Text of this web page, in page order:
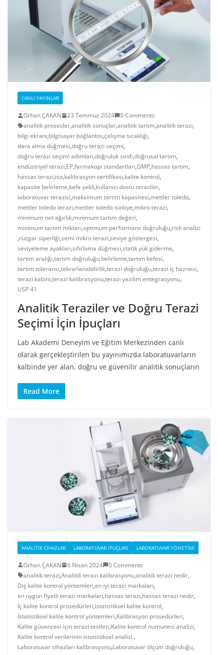
CANLI YAYINLAR
Orhan ÇAKAN 23 Temmuz 2024
0 Comments
analitik prosesler,analitik sonuçlar,analitik tartım,analitik terazi,
bilgi ekranı,bilgisayar bağlantısı,çalışma sıcaklığı,
dara alma düğmesi,doğru terazi seçimi,
doğru terazi seçimi adımları,doğruluk sınıfı,doğrusal tartım,
endüstriyel terazi,EP,farmakopi standartları,GMP,hassas tartım,
hassas terazi,iso,kalibrasyon sertifikası,kalite kontrol,
kapasite belirleme,kefe şekli,kullanıcı dostu teraziler,
laboratuvar terazisi,maksimum tartım kapasitesi,mettler toledo,
mettler toledo terazi,mettler toledo türkiye,mikro terazi,
minimum net ağırlık,minimum tartım değeri,
minimum tartım miktarı,optimum performans doğruluğu,risk analizi
,rüzgar siperliği,semi mikro terazi,seviye göstergesi,
seviyeleme ayakları,sıfırlama düğmesi,statik yük giderme,
tartım aralığı,tartım doğruluğu belirleme,tartım kefesi,
tartım toleransı,tekrarlanabilirlik,terazi doğruluğu,terazi iç haznesi,
terazi kabini,terazi kalibrasyonu,terazi yazılım entegrasyonu,
USP 41
Analitik Teraziler ve Doğru Terazi
Seçimi İçin İpuçları
Lab Akademi Deneyim ve Eğitim Merkezinden canlı
olarak gerçekleştirilen bu yayınımızda laboratuvarların
kalbinde yer alan, doğru ve güvenilir analitik sonuçların
Read More
ANALITIK CIHAZLAR LABORATUVAR İPUÇLARI LABORATUVAR YÖNETIMI
Orhan ÇAKAN 6 Nisan 2024
0 Comments
analitik terazi,Analitik terazi kalibrasyonu,analitik terazi nedir,
Dış kalite kontrol yöntemleri,en iyi terazi markaları,
en uygun fiyatlı terazi markaları,hassas terazi,hassas terazi nedir,
İç kalite kontrol prosedürleri,istatistiksel kalite kontrol,
İstatistiksel kalite kontrol yöntemleri,Kalibrasyon prosedürleri,
Kalite güvencesi için terazi testleri,Kalite kontrol numunesi analizi,
Kalite kontrol verilerinin istatistiksel analizi.,
Laboratuvar cihazları kalibrasyonu,Laboratuvar ölçüm doğruluğu,